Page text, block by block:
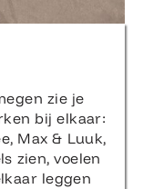
zie je
bij elkaar:
Max & Luuk,
zien, voelen
leggen